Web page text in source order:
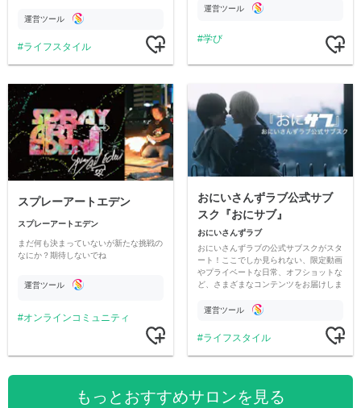
ただいています。
運営ツール
ライフスタイル
す運営ツール
学び
スプレーアートエデン
スプレーアートエデン
まだ何も決まっていないが新たな挑戦の
なにか？期待しないでね
運営ツール
オンラインコミュニティ
おにいさんずラブ公式サブ
スク『おにサブ』
おにいさんずラブ
おにいさんずラブの公式サブスクがスタ
ート！ここでしか見られない、限定動画
やプライベートな日常、オフショットな
ど、さまざまなコンテンツをお届けしま
運営ツール
ライフスタイル
もっとおすすめサロンを見る